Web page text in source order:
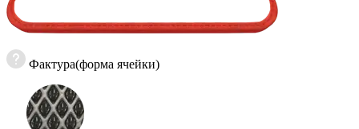
Фактура(форма ячейки)